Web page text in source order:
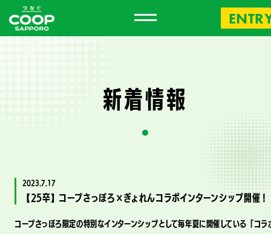
新着情報
2023.7.17
【25卒】コープさっぽろ×ぎょれんコラボインターンシップ開催！
コープさっぽろ限定の特別なインターンシップとして毎年夏に開催している「コラ